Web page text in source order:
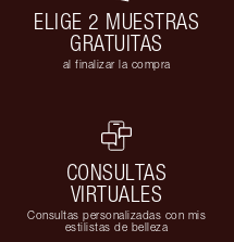
ELIGE 2 MUESTRAS
GRATUITAS
al finalizar la compra
CONSULTAS
VIRTUALES
Consultas personalizadas con mis
estilistas de belleza